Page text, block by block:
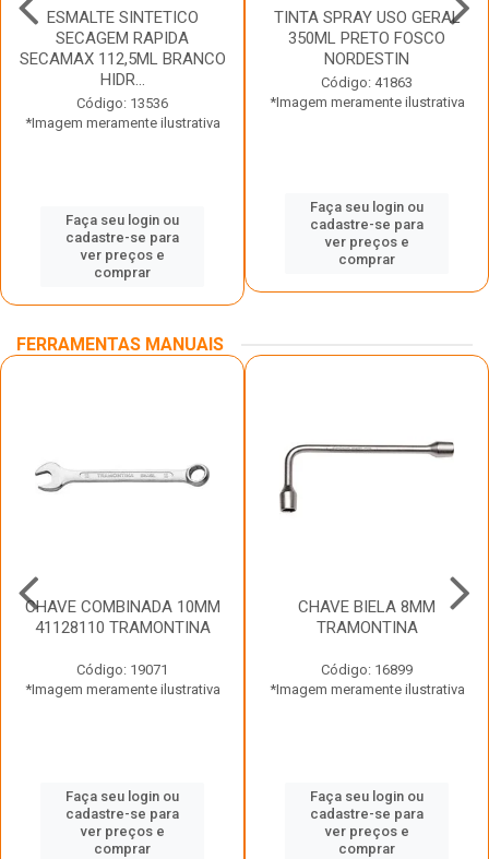
ESMALTE SINTETICO
SECAGEM RAPIDA
SECAMAX 112,5ML BRANCO
HIDR...
Código: 13536
*Imagem meramente ilustrativa
Faça seu login ou
cadastre-se para
ver preços e
comprar
TINTA SPRAY USO GERAL
350ML PRETO FOSCO
NORDESTIN
Código: 41863
*Imagem meramente ilustrativa
Faça seu login ou
cadastre-se para
ver preços e
comprar
FERRAMENTAS MANUAIS
CHAVE COMBINADA 10MM
41128110 TRAMONTINA
Código: 19071
*Imagem meramente ilustrativa
Faça seu login ou
cadastre-se para
ver preços e
comprar
CHAVE BIELA 8MM
TRAMONTINA
Código: 16899
*Imagem meramente ilustrativa
Faça seu login ou
cadastre-se para
ver preços e
comprar